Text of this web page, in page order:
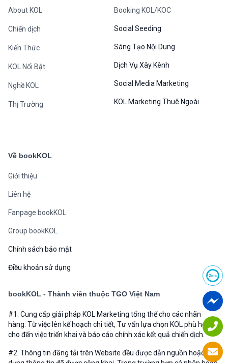
About KOL
Chiến dịch
Kiến Thức
KOL Nổi Bật
Nghề KOL
Thị Trường
Booking KOL/KOC
Social Seeding
Sáng Tạo Nội Dung
Dịch Vụ Xây Kênh
Social Media Marketing
KOL Marketing Thuê Ngoài
Về bookKOL
Giới thiệu
Liên hệ
Fanpage bookKOL
Group bookKOL
Chính sách bảo mật
Điều khoản sử dụng
bookKOL - Thành viên thuộc TGO Việt Nam
#1. Cung cấp giải pháp KOL Marketing tổng thể cho các nhãn
hàng: Từ việc lên kế hoạch chi tiết, Tư vấn lựa chọn KOL phù hợp
cho đến việc triển khai và báo cáo chính xác kết quả chiến dịch.
#2. Thông tin đăng tải trên Website đều được dẫn nguồn hoặc sử